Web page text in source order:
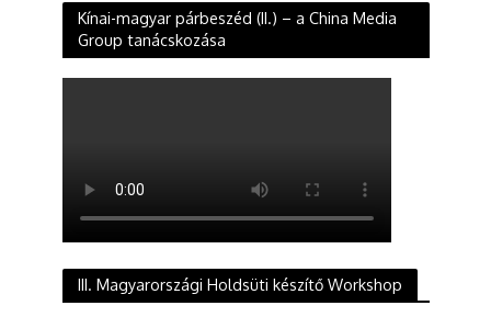
Kínai-magyar párbeszéd (II.) – a China Media
Group tanácskozása
III. Magyarországi Holdsüti készítő Workshop